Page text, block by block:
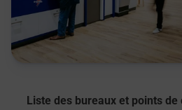
Liste des bureaux et points de